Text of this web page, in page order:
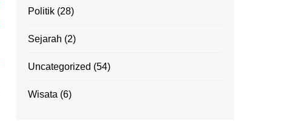
Politik (28)
Sejarah (2)
Uncategorized (54)
Wisata (6)